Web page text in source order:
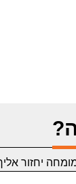
יחזור